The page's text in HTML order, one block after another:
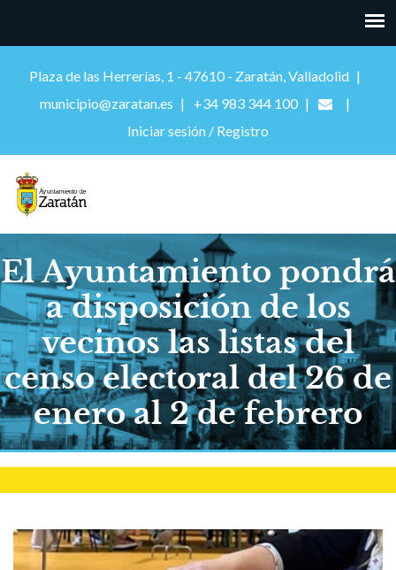
Plaza de las Herrerías, 1 - 47610 - Zaratán, Valladolid
municipio@zaratan.es
+34 983 344 100
Iniciar sesión / Registro
El Ayuntamiento pondrá
a disposición de los
vecinos las listas del
censo electoral del 26 de
enero al 2 de febrero